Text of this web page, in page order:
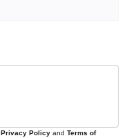
Privacy Policy and Terms of